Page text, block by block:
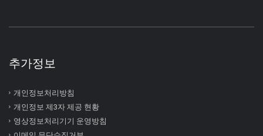
추가정보
개인정보처리방침
개인정보 제3자 제공 현황
영상정보처리기기 운영방침